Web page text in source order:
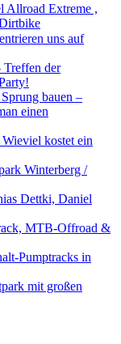
Allroad Extreme ,
uns auf
der
bauen –
einen
kostet ein
Winterberg /
Dettki, Daniel
MTB-Offroad &
Pumptracks in
mit großen